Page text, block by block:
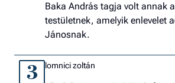
Baka András tagja volt annak
testületnek, amelyik enlevelet
Jánosnak.
3 lomnici zoltán